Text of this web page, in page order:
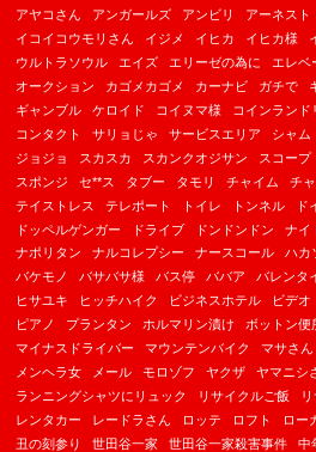
アヤコさん
アンガールズ アンビリ アーネスト
イコイコウモリさん
イジメ イヒカ イヒカ様
ウルトラソウル
エイズ エリーゼの為に エレベ
オークション
カゴメカゴメ カーナビ ガチで
ギャンブル
ケロイド コイヌマ様 コインランド
コンタクト
サリョじゃ サービスエリア シャム
ジョジョ
スカスカ スカンクオジサン スコープ
スポンジ
セ**ス タブー タモリ チャイム チ
テイストレス
テレポート トイレ トンネル ド
ドッペルゲンガー
ドライブ ドンドンドン
ナイ
ナポリタン
ナルコレプシー ナースコール ハカ
バケモノ
バサバサ様 バス停 ババア バレンタ
ヒサユキ
ヒッチハイク ビジネスホテル ビデオ
ピアノ
プランタン ホルマリン漬け ボットン便
マイナスドライバー
マウンテンバイク マサさん
メンヘラ女
メール モロゾフ ヤクザ ヤマニシ
ランニングシャツにリュック
リサイクルご飯
レンタカー
レードラさん ロッテ ロフト ロー
丑の刻参り
世田谷一家 世田谷一家殺害事件 中